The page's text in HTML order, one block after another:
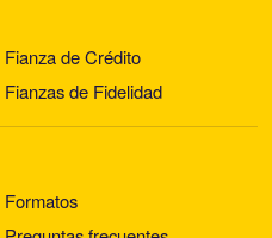
Fianza de Crédito
Fianzas de Fidelidad
Formatos